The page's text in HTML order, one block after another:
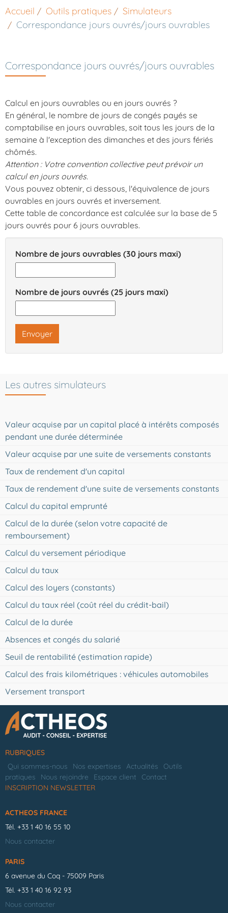
Accueil Outils pratiques
Simulateurs
Correspondance jours ouvrés/jours ouvrables
Correspondance jours ouvrés/jours ouvrables
Calcul en jours ouvrables ou en jours ouvrés ?
En général, le nombre de jours de congés payés se
comptabilise en jours ouvrables, soit tous les jours de la
semaine à l'exception des dimanches et des jours fériés
chômés.
Attention : Votre convention collective peut prévoir un
calcul en jours ouvrés.
Vous pouvez obtenir, ci dessous, l'équivalence de jours
ouvrables en jours ouvrés et inversement.
Cette table de concordance est calculée sur la base de 5
jours ouvrés pour 6 jours ouvrables.
Nombre de jours ouvrables (30 jours maxi)
Nombre de jours ouvrés (25 jours maxi)
Envoyer
Les autres simulateurs
Valeur acquise par un capital placé à intérêts composés
pendant une durée déterminée
Valeur acquise par une suite de versements constants
Taux de rendement d'un capital
Taux de rendement d'une suite de versements constants
Calcul du capital emprunté
Calcul de la durée (selon votre capacité de
remboursement)
Calcul du versement périodique
Calcul du taux
Calcul des loyers (constants)
Calcul du taux réel (coût réel du crédit-bail)
Calcul de la durée
Absences et congés du salarié
Seuil de rentabilité (estimation rapide)
Calcul des frais kilométriques : véhicules automobiles
Versement transport
RUBRIQUES
Qui sommes-nous
Nos expertises Actualités
Outils
pratiques
Nous rejoindre Espace client
Contact
INSCRIPTION NEWSLETTER
ACTHEOS FRANCE
Tél. +33 1 40 16 55 10
Nous contacter
PARIS
6 avenue du Coq - 75009 Paris
Tél. +33 1 40 16 92 93
Nous contacter